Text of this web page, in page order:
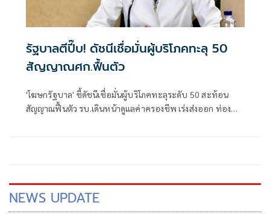
รัฐบาลตีปี๊บ! ดัชนีเชื่อมั่นผู้บริโภคทะลุ 50
สัญญาณศก.ฟื้นตัว
'โฆษกรัฐบาล' ชี้ดัชนีเชื่อมั่นผู้บริโภคทะลุระดับ 50 สะท้อน
สัญญาณฟื้นตัว รบ.เดินหน้าดูแลค่าครองชีพ เร่งส่งออก ท่อง
NEWS UPDATE